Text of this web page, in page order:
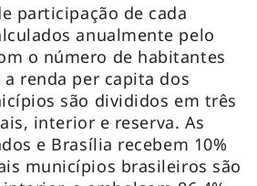
participação de cada
anualmente pelo
o número de habitantes
a renda per capita dos
são divididos em três
interior e reserva. As
e Brasília recebem 10%
municípios brasileiros são